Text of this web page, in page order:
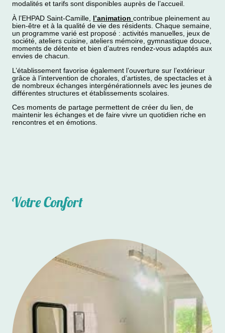
modalités et tarifs sont disponibles auprès de l’accueil.
À l’EHPAD Saint-Camille,
l’animation contribue pleinement au
bien-être et à la qualité de vie des résidents. Chaque semaine,
un programme varié est proposé : activités manuelles, jeux de
société, ateliers cuisine, ateliers mémoire, gymnastique douce,
moments de détente et bien d’autres rendez-vous adaptés aux
envies de chacun.
L’établissement favorise également l’ouverture sur l’extérieur
grâce à l’intervention de chorales, d’artistes, de spectacles et à
de nombreux échanges intergénérationnels avec les jeunes de
différentes structures et établissements scolaires.
Ces moments de partage permettent de créer du lien, de
maintenir les échanges et de faire vivre un quotidien riche en
rencontres et en émotions.
Votre Confort